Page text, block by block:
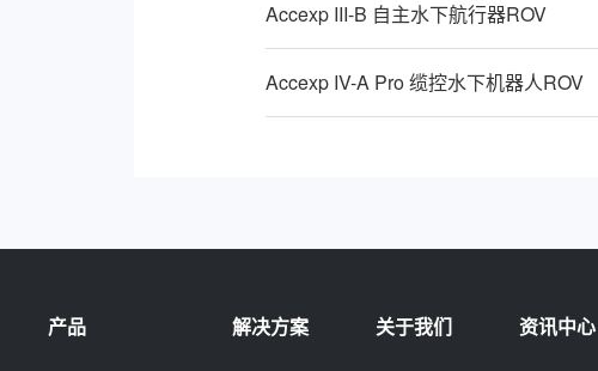
Accexp III-B 自主水下航行器ROV
Accexp IV-A Pro 缆控水下机器人ROV
产品 解决方案 关于我们 资讯中心